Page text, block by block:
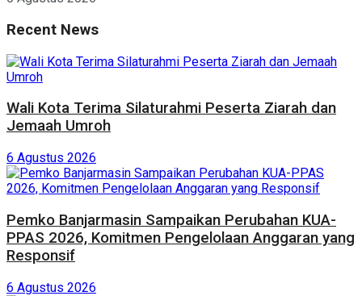
Recent News
Wali Kota Terima Silaturahmi Peserta Ziarah dan
Jemaah Umroh
6 Agustus 2026
Pemko Banjarmasin Sampaikan Perubahan KUA-
PPAS 2026, Komitmen Pengelolaan Anggaran yang
Responsif
6 Agustus 2026